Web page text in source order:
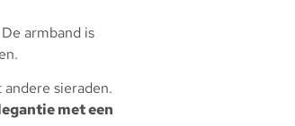
armband is
sieraden.
met een